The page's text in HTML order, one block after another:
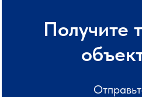
Получите